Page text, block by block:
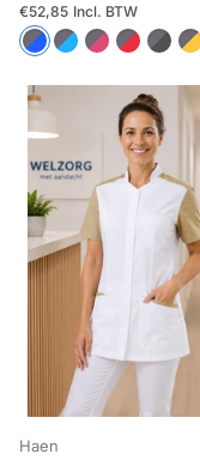
€52,85 Incl. BTW
Haen